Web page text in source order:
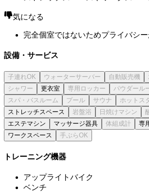
気になる
完全個室ではないためプライバシ
設備・サービス
更衣室
ストレッチスペース
エステマシン
マッサージ器具 専
ワークスペース
トレーニング機器
アップライトバイク
ベンチ